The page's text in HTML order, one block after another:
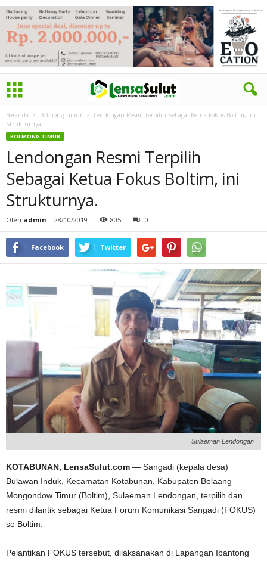
Beranda Bolmong Timur
Lendongan Resmi Terpilih Sebagai Ketua Fokus Boltim, ini
Strukturnya.
BOLMONG TIMUR
Lendongan Resmi Terpilih
Sebagai Ketua Fokus Boltim, ini
Strukturnya.
Oleh admin - 28/10/2019 805 0
Facebook Twitter
Sulaeman Lendongan
KOTABUNAN, LensaSulut.com — Sangadi (kepala desa)
Bulawan Induk, Kecamatan Kotabunan, Kabupaten Bolaang
Mongondow Timur (Boltim), Sulaeman Lendongan, terpilih dan
resmi dilantik sebagai Ketua Forum Komunikasi Sangadi (FOKUS)
se Boltim.
Pelantikan FOKUS tersebut, dilaksanakan di Lapangan Ibantong